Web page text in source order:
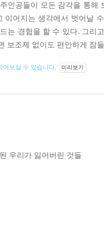
인공들이 모든 감각을 통
이어지는 생각에서 벗어날
는 경험을 할 수 있다. 그리
보조제 없이도 편안하게 잠
어보실 수 있습니다. 미리보기
우리가 잃어버린 것들